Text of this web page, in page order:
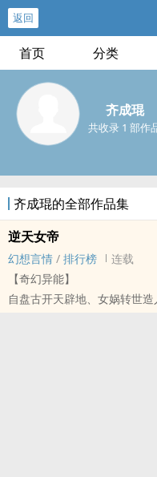
返回
首页 分类
齐成琨
共收录 1 部作
齐成琨的全部作品集
逆天女帝
幻想言情 / 排行榜
连载
【奇幻异能】
自盘古开天辟地、女娲转世